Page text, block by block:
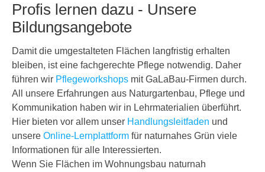
Profis lernen dazu - Unsere
Bildungsangebote
Damit die umgestalteten Flächen langfristig erhalten
bleiben, ist eine fachgerechte Pflege notwendig. Daher
führen wir Pflegeworkshops mit GaLaBau-Firmen durch.
All unsere Erfahrungen aus Naturgartenbau, Pflege und
Kommunikation haben wir in Lehrmaterialien überführt.
Hier bieten vor allem unser Handlungsleitfaden und
unsere Online-Lernplattform für naturnahes Grün viele
Informationen für alle Interessierten.
Wenn Sie Flächen im Wohnungsbau naturnah